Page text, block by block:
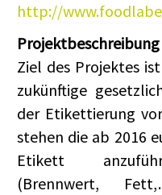
http://
Projektbeschreibung
Ziel des Projektes
zukünftige
der Etikettierung
stehen die ab 2016
Etikett
(Brennwert,